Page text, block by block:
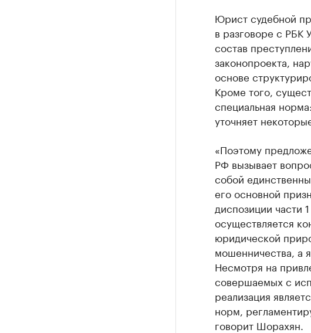
Юрист судебной
в разговоре с РБК
состав
законопроекта,
основе
Кроме того,
специальная
уточняет
«Поэтому
РФ вызывает
собой
его основной
диспозиции части
осуществляется
юридической
мошенничества, а
Несмотря на
совершаемых с
реализация
норм,
говорит Шорахян.